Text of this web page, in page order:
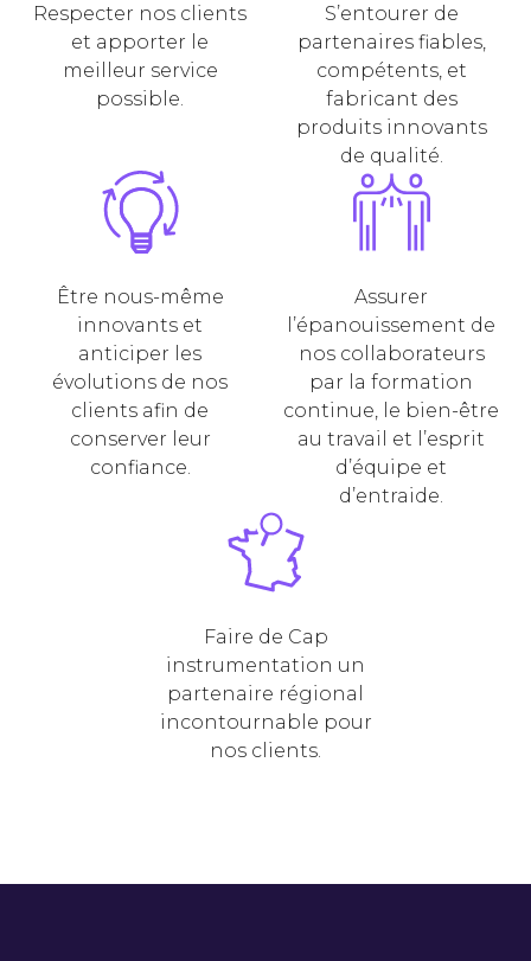
Respecter nos clients
et apporter le
meilleur service
possible.
S’entourer de
partenaires fiables,
compétents, et
fabricant des
produits innovants
de qualité.
Être nous-même
innovants et
anticiper les
évolutions de nos
clients afin de
conserver leur
confiance.
Assurer
l’épanouissement de
nos collaborateurs
par la formation
continue, le bien-être
au travail et l’esprit
d’équipe et
d’entraide.
Faire de Cap
instrumentation un
partenaire régional
incontournable pour
nos clients.